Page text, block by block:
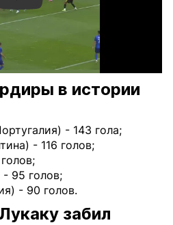
в истории
- 143 гола;
- 116 голов;
95 голов;
- 90 голов.
забил